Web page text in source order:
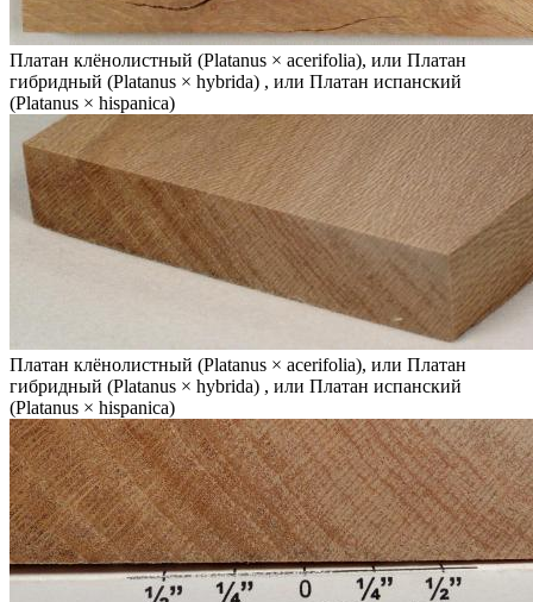
Платан клёнолистный (Platanus × acerifolia), или Платан
гибридный (Platanus × hybrida) , или Платан испанский
(Platanus × hispanica)
Платан клёнолистный (Platanus × acerifolia), или Платан
гибридный (Platanus × hybrida) , или Платан испанский
(Platanus × hispanica)